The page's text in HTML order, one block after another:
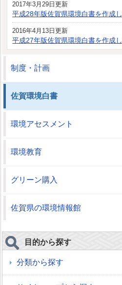
2017年3月29日更新
平成28年版佐賀県環境白書を作成
2016年4月13日更新
平成27年版佐賀県環境白書を作成
制度・計画
佐賀環境白書
環境アセスメント
環境教育
グリーン購入
佐賀県の環境情報館
目的から探す
分類から探す